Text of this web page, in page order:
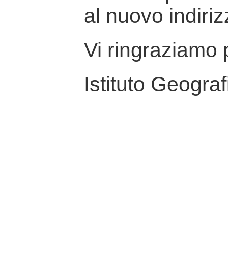
al nuovo
Vi ringraziamo
Istituto